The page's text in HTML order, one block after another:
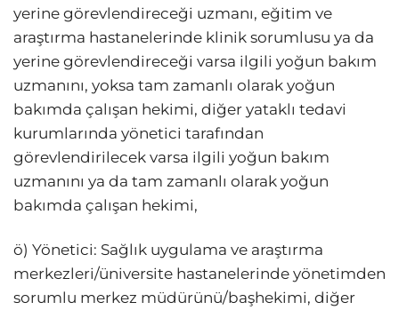
yerine görevlendireceği uzmanı, eğitim ve
araştırma hastanelerinde klinik sorumlusu ya da
yerine görevlendireceği varsa ilgili yoğun bakım
uzmanını, yoksa tam zamanlı olarak yoğun
bakımda çalışan hekimi, diğer yataklı tedavi
kurumlarında yönetici tarafından
görevlendirilecek varsa ilgili yoğun bakım
uzmanını ya da tam zamanlı olarak yoğun
bakımda çalışan hekimi,
ö) Yönetici: Sağlık uygulama ve araştırma
merkezleri/üniversite hastanelerinde yönetimden
sorumlu merkez müdürünü/başhekimi, diğer